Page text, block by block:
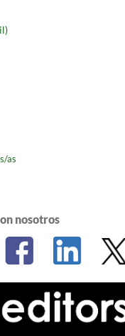
as
nosotros